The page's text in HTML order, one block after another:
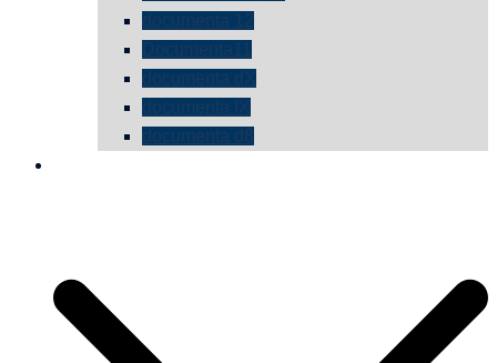
documenta 12
Documenta11
documenta dX
documenta IX
documenta d8